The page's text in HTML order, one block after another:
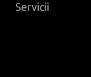
Servicii